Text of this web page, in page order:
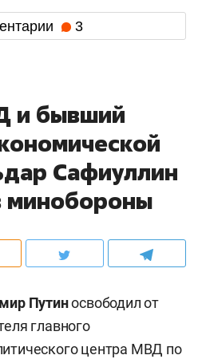
3
и бывший
Сафиуллин
минобороны
Путиносвободил от
главного
центра МВД по